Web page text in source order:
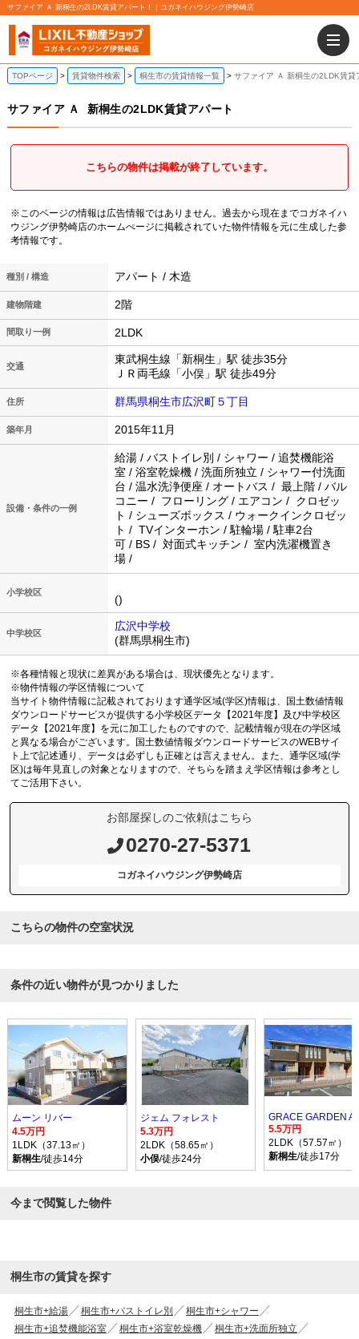
サファイア Ａ 新桐生の2LDK賃貸アパート！｜コガネイハウジング伊勢崎店
TOPページ 賃貸物件検索 桐生市の賃貸情報一覧 サファイア Ａ 新桐生の2LDK賃貸
サファイア Ａ 新桐生の2LDK賃貸アパート
こちらの物件は掲載が終了しています。
※このページの情報は広告情報ではありません。過去から現在までコガネイハ
ウジング伊勢崎店のホームぺージに掲載されていた物件情報を元に生成した参
考情報です。
種別 / 構造 アパート / 木造
建物階建 2階
間取り一例 2LDK
交通
東武桐生線「新桐生」駅 徒歩35分
ＪＲ両毛線「小俣」駅 徒歩49分
住所 群馬県桐生市広沢町５丁目
築年月 2015年11月
設備・条件の一例
給湯 / バストイレ別 / シャワー / 追焚機能浴
室 / 浴室乾燥機 / 洗面所独立 / シャワー付洗面
台 / 温水洗浄便座 / オートバス / 最上階 / バル
コニー / フローリング / エアコン / クロゼッ
ト / シューズボックス / ウォークインクロゼッ
ト / TVインターホン / 駐輪場 / 駐車2台
可 / BS / 対面式キッチン / 室内洗濯機置き
場 /
小学校区
()
中学校区
広沢中学校
(群馬県桐生市)
※各種情報と現状に差異がある場合は、現状優先となります。
※物件情報の学区情報について
当サイト物件情報に記載されております通学区域(学区)情報は、国土数値情報
ダウンロードサービスが提供する小学校区データ【2021年度】及び中学校区
データ【2021年度】を元に加工したものですので、記載情報が現在の学区域
と異なる場合がございます。国土数値情報ダウンロードサービスのWEBサイ
ト上で記述通り、データは必ずしも正確とは言えません。また、通学区域(学
区)は毎年見直しの対象となりますので、そちらを踏まえ学区情報は参考とし
てご活用下さい。
お部屋探しのご依頼はこちら
0270-27-5371
コガネイハウジング伊勢崎店
こちらの物件の空室状況
条件の近い物件が見つかりました
ムーン リバー
4.5万円
1LDK（37.13㎡）
新桐生/徒歩14分
ジェム フォレスト
5.3万円
2LDK（58.65㎡）
小俣/徒歩24分
GRACE GARDEN A
5.5万円
2LDK（57.57㎡）
新桐生/徒歩17分
今まで閲覧した物件
桐生市の賃貸を探す
桐生市+給湯 桐生市+バストイレ別
桐生市+シャワー
桐生市+追焚機能浴室
桐生市+浴室乾燥機
桐生市+洗面所独立